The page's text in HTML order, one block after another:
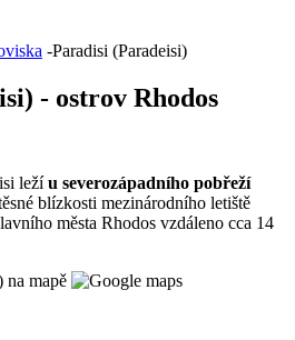
-Paradisi (Paradeisi)
- ostrov Rhodos
ležíu severozápadního pobřeží
blízkosti mezinárodního letiště
města Rhodos vzdáleno cca 14
na mapě